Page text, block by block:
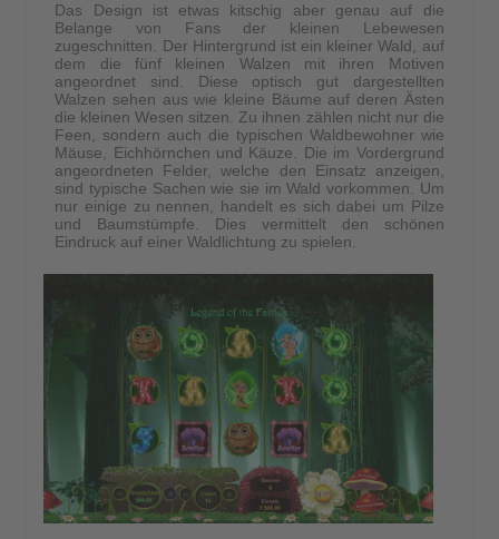
Das Design ist etwas kitschig aber genau auf die
Belange von Fans der kleinen Lebewesen
zugeschnitten. Der Hintergrund ist ein kleiner Wald, auf
dem die fünf kleinen Walzen mit ihren Motiven
angeordnet sind. Diese optisch gut dargestellten
Walzen sehen aus wie kleine Bäume auf deren Ästen
die kleinen Wesen sitzen. Zu ihnen zählen nicht nur die
Feen, sondern auch die typischen Waldbewohner wie
Mäuse, Eichhörnchen und Käuze. Die im Vordergrund
angeordneten Felder, welche den Einsatz anzeigen,
sind typische Sachen wie sie im Wald vorkommen. Um
nur einige zu nennen, handelt es sich dabei um Pilze
und Baumstümpfe. Dies vermittelt den schönen
Eindruck auf einer Waldlichtung zu spielen.